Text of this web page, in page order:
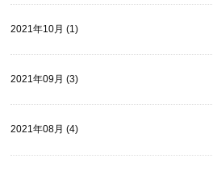
2021年10月 (1)
2021年09月 (3)
2021年08月 (4)